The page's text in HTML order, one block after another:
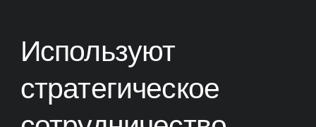
Используют
стратегическое